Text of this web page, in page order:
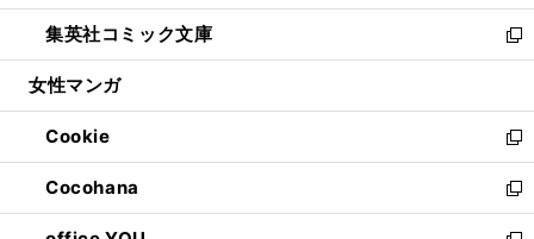
開
く
ウ
で
開
ン
ド
ウ
開
く
ウ
ィ
ン
ウ
で
開
く
し
い
ウ
ン
ド
ウ
で
開
集英社コミック文庫
新
し
ウ
ィ
ン
ド
ウ
女性マンガ
Cookie
新
し
い
ウ
Cocohana
新
し